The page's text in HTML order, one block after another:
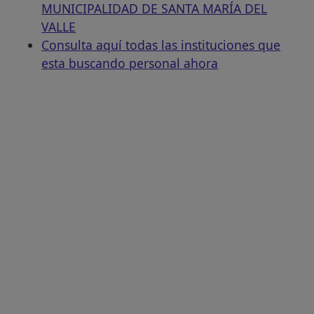
MUNICIPALIDAD DE SANTA MARÍA DEL
VALLE
Consulta aquí todas las instituciones que
esta buscando personal ahora